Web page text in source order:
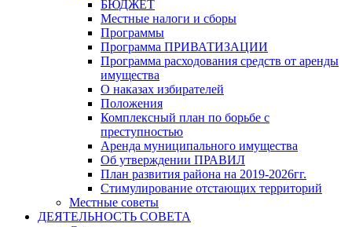
БЮДЖЕТ
Местные налоги и сборы
Программы
Программа ПРИВАТИЗАЦИИ
Программа расходования средств от аренды
имущества
О наказах избирателей
Положения
Комплексный план по борьбе с
преступностью
Аренда муниципального имущества
Об утверждении ПРАВИЛ
План развития района на 2019-2026гг.
Стимулирование отстающих территорий
Местные советы
ДЕЯТЕЛЬНОСТЬ СОВЕТА